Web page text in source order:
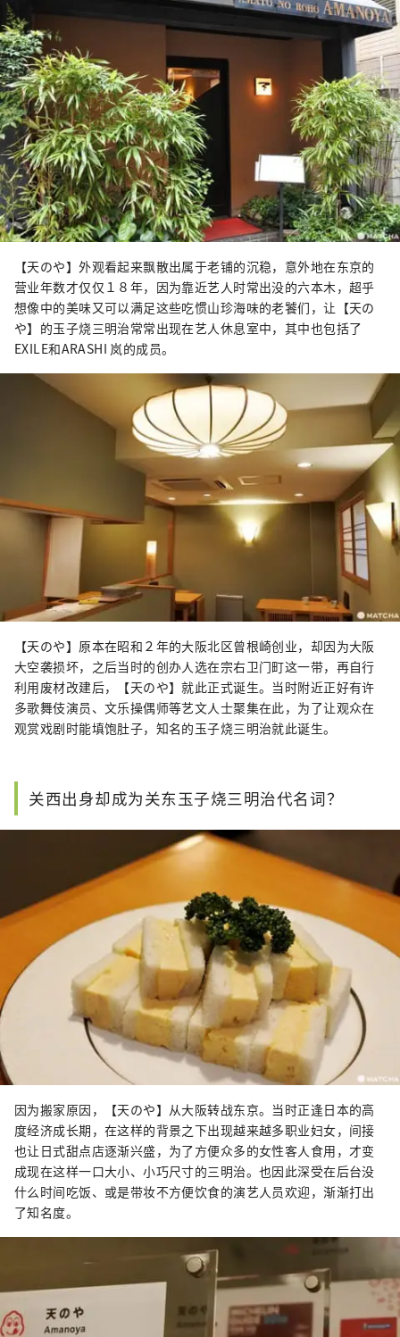
【天のや】外观看起来飘散出属于老铺的沉稳，意外地在东京的
营业年数才仅仅１８年，因为靠近艺人时常出没的六本木，超乎
想像中的美味又可以满足这些吃惯山珍海味的老饕们，让【天の
や】的玉子烧三明治常常出现在艺人休息室中，其中也包括了
EXILE和ARASHI 岚的成员。
【天のや】原本在昭和２年的大阪北区曾根崎创业，却因为大阪
大空袭损坏，之后当时的创办人选在宗右卫门町这一带，再自行
利用废材改建后，【天のや】就此正式诞生。当时附近正好有许
多歌舞伎演员、文乐操偶师等艺文人士聚集在此，为了让观众在
观赏戏剧时能填饱肚子，知名的玉子烧三明治就此诞生。
关西出身却成为关东玉子烧三明治代名词？
因为搬家原因，【天のや】从大阪转战东京。当时正逢日本的高
度经济成长期，在这样的背景之下出现越来越多职业妇女，间接
也让日式甜点店逐渐兴盛，为了方便众多的女性客人食用，才变
成现在这样一口大小、小巧尺寸的三明治。也因此深受在后台没
什么时间吃饭、或是带妆不方便饮食的演艺人员欢迎，渐渐打出
了知名度。